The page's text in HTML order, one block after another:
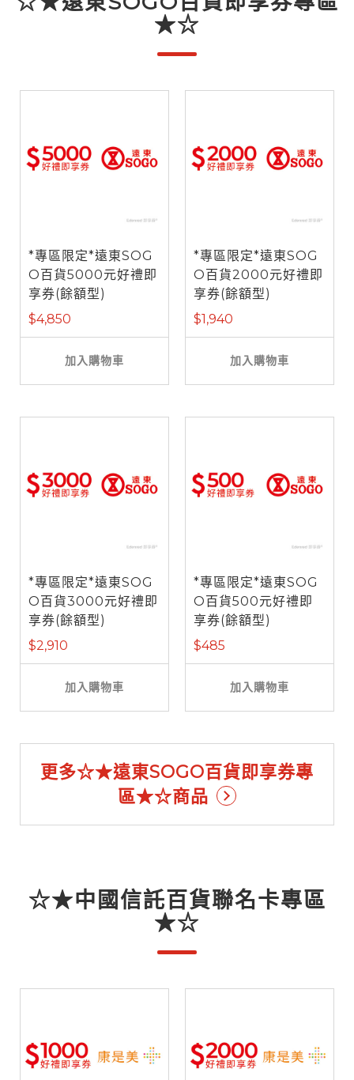
★☆
*專區限定*遠東SOG
O百貨5000元好禮即
享券(餘額型)
$4,850
加入購物車
*專區限定*遠東SOG
O百貨2000元好禮即
享券(餘額型)
$1,940
加入購物車
*專區限定*遠東SOG
O百貨3000元好禮即
享券(餘額型)
$2,910
加入購物車
*專區限定*遠東SOG
O百貨500元好禮即
享券(餘額型)
$485
加入購物車
更多☆★遠東SOGO百貨即享券專
區★☆商品
☆★中國信託百貨聯名卡專區
★☆